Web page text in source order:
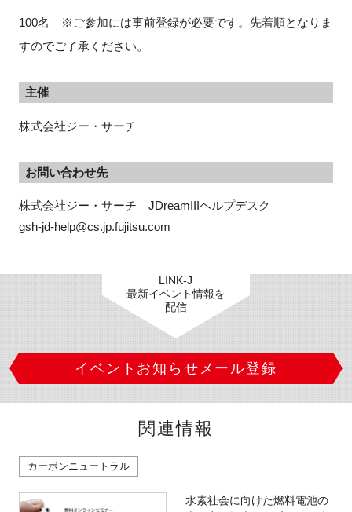
100名 ※ご参加には事前登録が必要です。先着順となりま
すのでご了承ください。
主催
株式会社ジー・サーチ
お問い合わせ先
株式会社ジー・サーチ　JDreamIIIヘルプデスク
gsh-jd-help@cs.jp.fujitsu.com
LINK-J
最新イベント情報を
配信
イベントお知らせメール登録
関連情報
カーボンニュートラル
水素社会に向けた燃料電池の